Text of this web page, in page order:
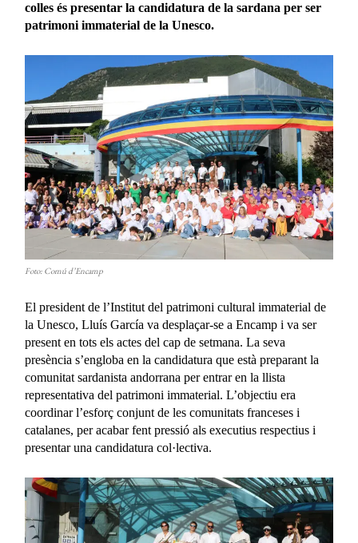
colles és presentar la candidatura de la sardana per ser
patrimoni immaterial de la Unesco.
Foto: Comú d’Encamp
El president de l’Institut del patrimoni cultural immaterial de
la Unesco, Lluís García va desplaçar-se a Encamp i va ser
present en tots els actes del cap de setmana. La seva
presència s’engloba en la candidatura que està preparant la
comunitat sardanista andorrana per entrar en la llista
representativa del patrimoni immaterial. L’objectiu era
coordinar l’esforç conjunt de les comunitats franceses i
catalanes, per acabar fent pressió als executius respectius i
presentar una candidatura col·lectiva.